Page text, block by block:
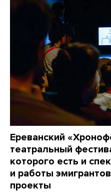
Ереванский
театральный
которого есть и
и работы
проекты